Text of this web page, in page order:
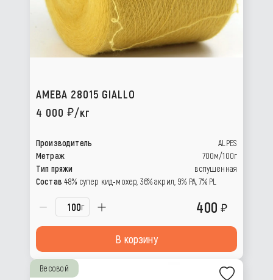
AMEBA 28015 GIALLO
4 000
/кг
Производитель
ALPES
Метраж
700м/100г
Тип пряжи
вспушенная
Состав 48% супер кид-мохер, 36% акрил, 9% РА, 7% PL
г 400
В корзину
Весовой